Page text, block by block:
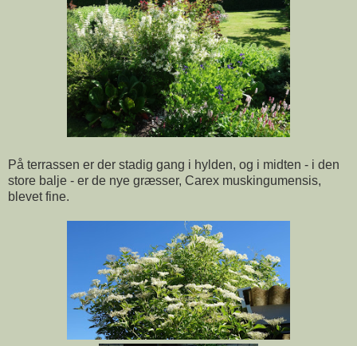
På terrassen er der stadig gang i hylden, og i midten - i den
store balje - er de nye græsser, Carex muskingumensis,
blevet fine.